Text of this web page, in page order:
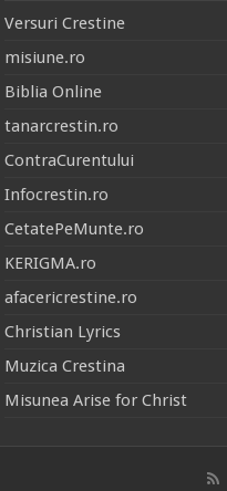
Versuri Crestine
misiune.ro
Biblia Online
tanarcrestin.ro
ContraCurentului
Infocrestin.ro
CetatePeMunte.ro
KERIGMA.ro
afacericrestine.ro
Christian Lyrics
Muzica Crestina
Misunea Arise for Christ